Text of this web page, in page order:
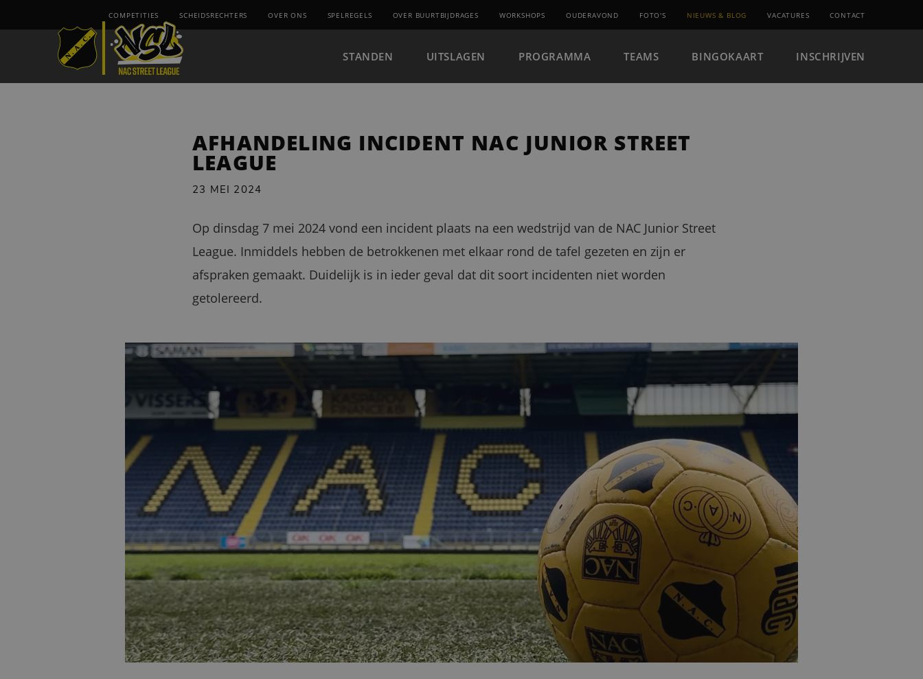
COMPETITIES SCHEIDSRECHTERS OVER ONS SPELREGELS OVER BUURTBIJDRAGES WORKSHOPS OUDERAVOND FOTO'S NIEUWS & BLOG VACATURES CONTACT
STANDEN UITSLAGEN PROGRAMMA TEAMS BINGOKAART INSCHRIJVEN
AFHANDELING INCIDENT NAC JUNIOR STREET
LEAGUE
23 MEI 2024
Op dinsdag 7 mei 2024 vond een incident plaats na een wedstrijd van de NAC Junior Street
League. Inmiddels hebben de betrokkenen met elkaar rond de tafel gezeten en zijn er
afspraken gemaakt. Duidelijk is in ieder geval dat dit soort incidenten niet worden
getolereerd.